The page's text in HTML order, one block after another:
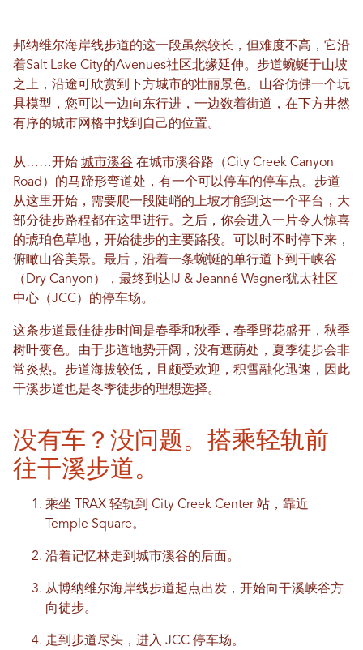
邦纳维尔海岸线步道的这一段虽然较长，但难度不高，它沿
着Salt Lake City的Avenues社区北缘延伸。步道蜿蜒于山坡
之上，沿途可欣赏到下方城市的壮丽景色。山谷仿佛一个玩
具模型，您可以一边向东行进，一边数着街道，在下方井然
有序的城市网格中找到自己的位置。
从……开始 城市溪谷 在城市溪谷路（City Creek Canyon
Road）的马蹄形弯道处，有一个可以停车的停车点。步道
从这里开始，需要爬一段陡峭的上坡才能到达一个平台，大
部分徒步路程都在这里进行。之后，你会进入一片令人惊喜
的琥珀色草地，开始徒步的主要路段。可以时不时停下来，
俯瞰山谷美景。最后，沿着一条蜿蜒的单行道下到干峡谷
（Dry Canyon），最终到达IJ & Jeanné Wagner犹太社区
中心（JCC）的停车场。
这条步道最佳徒步时间是春季和秋季，春季野花盛开，秋季
树叶变色。由于步道地势开阔，没有遮荫处，夏季徒步会非
常炎热。步道海拔较低，且颇受欢迎，积雪融化迅速，因此
干溪步道也是冬季徒步的理想选择。
没有车？没问题。搭乘轻轨前
往干溪步道。
乘坐 TRAX 轻轨到 City Creek Center 站，靠近
Temple Square。
沿着记忆林走到城市溪谷的后面。
从博纳维尔海岸线步道起点出发，开始向干溪峡谷方
向徒步。
走到步道尽头，进入 JCC 停车场。